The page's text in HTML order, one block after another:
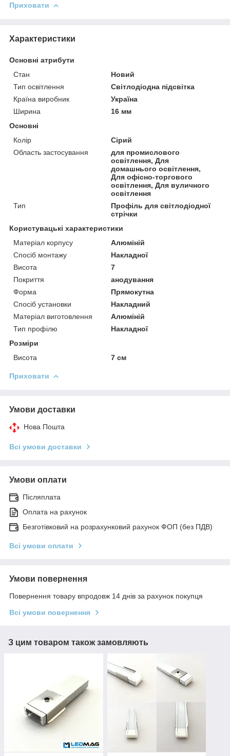
Приховати
Характеристики
Основні атрибути
Стан
Новий
Тип освітлення
Світлодіодна підсвітка
Країна виробник
Україна
Ширина
16 мм
Основні
Колір
Сірий
Область застосування
для промислового
освітлення, Для
домашнього освітлення,
Для офісно-торгового
освітлення, Для вуличного
освітлення
Тип
Профіль для світлодіодної
стрічки
Користувацькі характеристики
Матеріал корпусу
Алюміній
Спосіб монтажу
Накладної
Висота
7
Покриття
анодування
Форма
Прямокутна
Спосіб установки
Накладний
Матеріал виготовлення
Алюміній
Тип профілю
Накладної
Розміри
Висота
7 см
Приховати
Умови доставки
Нова Пошта
Всі умови доставки
Умови оплати
Післяплата
Оплата на рахунок
Безготівковий на розрахунковий рахунок ФОП (без ПДВ)
Всі умови оплати
Умови повернення
Повернення товару впродовж 14 днів за рахунок покупця
Всі умови повернення
З цим товаром також замовляють